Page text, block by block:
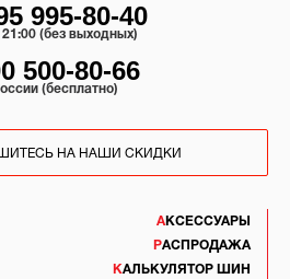
АКСЕССУАРЫ
РАСПРОДАЖА
КАЛЬКУЛЯТОР ШИН
995-80-40
(без выходных)
500-80-66
(бесплатно)
НА НАШИ СКИДКИ